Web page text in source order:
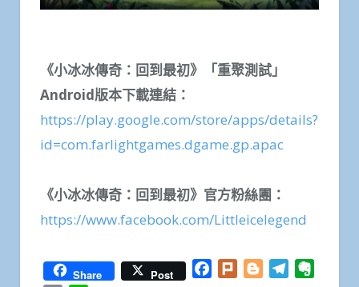
《小冰冰傳奇：回到最初》「重聚測試」
Android版本下載連結：
https://play.google.com/store/apps/details?
id=com.farlightgames.dgame.gp.apac
《小冰冰傳奇：回到最初》官方粉絲團：
https://www.facebook.com/Littleicelegend
Share Post Facebook
Plurk BloggerTelegram